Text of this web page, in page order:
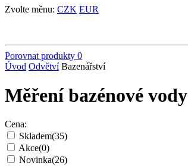
Zvolte měnu: CZK EUR
Porovnat produkty 0
Úvod Odvětví Bazenářství
Měření bazénové vody
Cena:
Skladem(35)
Akce(0)
Novinka(26)